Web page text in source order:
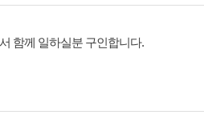
함께 일하실분 구인합니다.